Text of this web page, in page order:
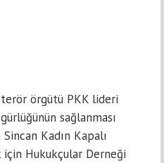
terör örgütü PKK lideri
sağlanması
Kadın Kapalı
için Hukukçular Derneği